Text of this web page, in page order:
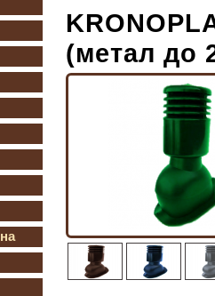
(метал до